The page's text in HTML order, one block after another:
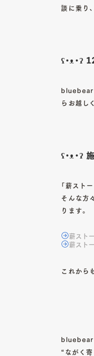
談に乗り
ʕ•ᴥ•ʔ
bluebear
らお越し
ʕ•ᴥ•ʔ
「薪スト
そんな方
ります。
薪スト
薪スト
これから
bluebear
“ながく